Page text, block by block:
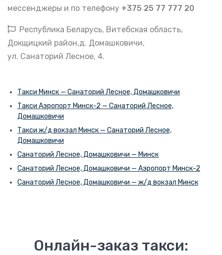
мессенджеры и по телефону +375 25 77 777 20
Республика Беларусь, Витебская область,
Докщицкий район,д. Домашковичи,
ул. Санаторий Лесное, 4.
Такси Минск — Санаторий Лесное, Домашковичи
Такси Аэропорт Минск-2 — Санаторий Лесное,
Домашковичи
Такси ж/д вокзал Минск — Санаторий Лесное,
Домашковичи
Санаторий Лесное, Домашковичи — Минск
Санаторий Лесное, Домашковичи — Аэропорт Минск-2
Санаторий Лесное, Домашковичи — ж/д вокзал Минск
Онлайн-заказ такси: